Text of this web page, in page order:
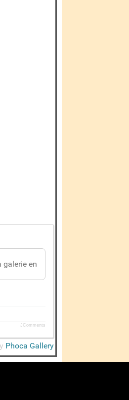
galerie en
JComments
Phoca Gallery